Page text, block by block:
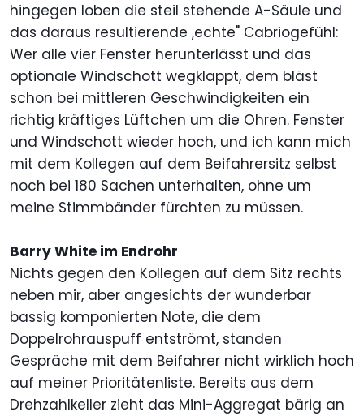
hingegen loben die steil stehende A-Säule und
das daraus resultierende ,echte" Cabriogefühl:
Wer alle vier Fenster herunterlässt und das
optionale Windschott wegklappt, dem bläst
schon bei mittleren Geschwindigkeiten ein
richtig kräftiges Lüftchen um die Ohren. Fenster
und Windschott wieder hoch, und ich kann mich
mit dem Kollegen auf dem Beifahrersitz selbst
noch bei 180 Sachen unterhalten, ohne um
meine Stimmbänder fürchten zu müssen.
Barry White im Endrohr
Nichts gegen den Kollegen auf dem Sitz rechts
neben mir, aber angesichts der wunderbar
bassig komponierten Note, die dem
Doppelrohrauspuff entströmt, standen
Gespräche mit dem Beifahrer nicht wirklich hoch
auf meiner Prioritätenliste. Bereits aus dem
Drehzahlkeller zieht das Mini-Aggregat bärig an